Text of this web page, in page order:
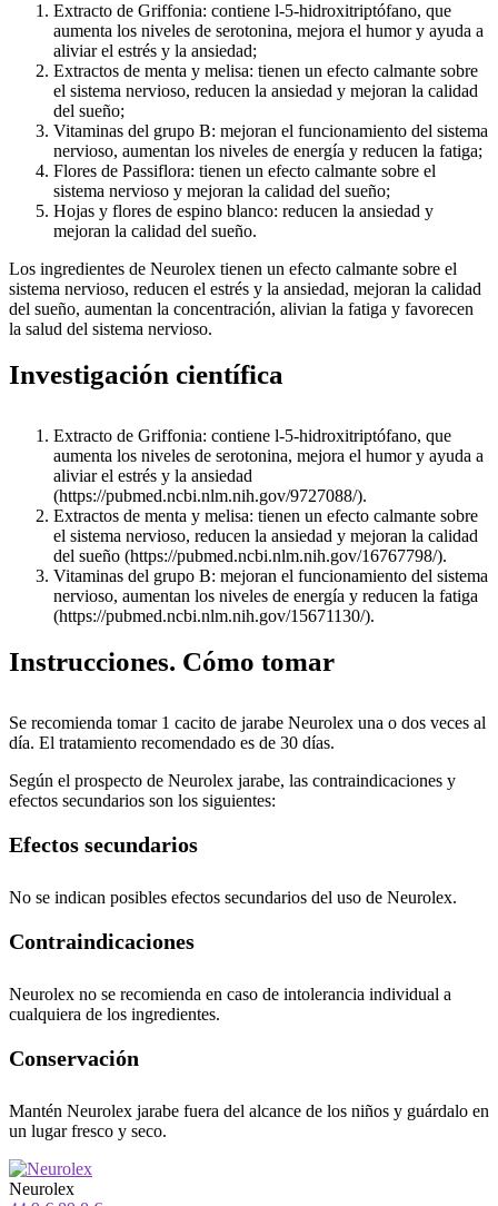
Extracto de Griffonia: contiene l-5-hidroxitriptófano, que
aumenta los niveles de serotonina, mejora el humor y ayuda a
aliviar el estrés y la ansiedad;
Extractos de menta y melisa: tienen un efecto calmante sobre
el sistema nervioso, reducen la ansiedad y mejoran la calidad
del sueño;
Vitaminas del grupo B: mejoran el funcionamiento del sistema
nervioso, aumentan los niveles de energía y reducen la fatiga;
Flores de Passiflora: tienen un efecto calmante sobre el
sistema nervioso y mejoran la calidad del sueño;
Hojas y flores de espino blanco: reducen la ansiedad y
mejoran la calidad del sueño.
Los ingredientes de Neurolex tienen un efecto calmante sobre el
sistema nervioso, reducen el estrés y la ansiedad, mejoran la calidad
del sueño, aumentan la concentración, alivian la fatiga y favorecen
la salud del sistema nervioso.
Investigación científica
Extracto de Griffonia: contiene l-5-hidroxitriptófano, que
aumenta los niveles de serotonina, mejora el humor y ayuda a
aliviar el estrés y la ansiedad
(https://pubmed.ncbi.nlm.nih.gov/9727088/).
Extractos de menta y melisa: tienen un efecto calmante sobre
el sistema nervioso, reducen la ansiedad y mejoran la calidad
del sueño (https://pubmed.ncbi.nlm.nih.gov/16767798/).
Vitaminas del grupo B: mejoran el funcionamiento del sistema
nervioso, aumentan los niveles de energía y reducen la fatiga
(https://pubmed.ncbi.nlm.nih.gov/15671130/).
Instrucciones. Cómo tomar
Se recomienda tomar 1 cacito de jarabe Neurolex una o dos veces al
día. El tratamiento recomendado es de 30 días.
Según el prospecto de Neurolex jarabe, las contraindicaciones y
efectos secundarios son los siguientes:
Efectos secundarios
No se indican posibles efectos secundarios del uso de Neurolex.
Contraindicaciones
Neurolex no se recomienda en caso de intolerancia individual a
cualquiera de los ingredientes.
Conservación
Mantén Neurolex jarabe fuera del alcance de los niños y guárdalo en
un lugar fresco y seco.
Neurolex